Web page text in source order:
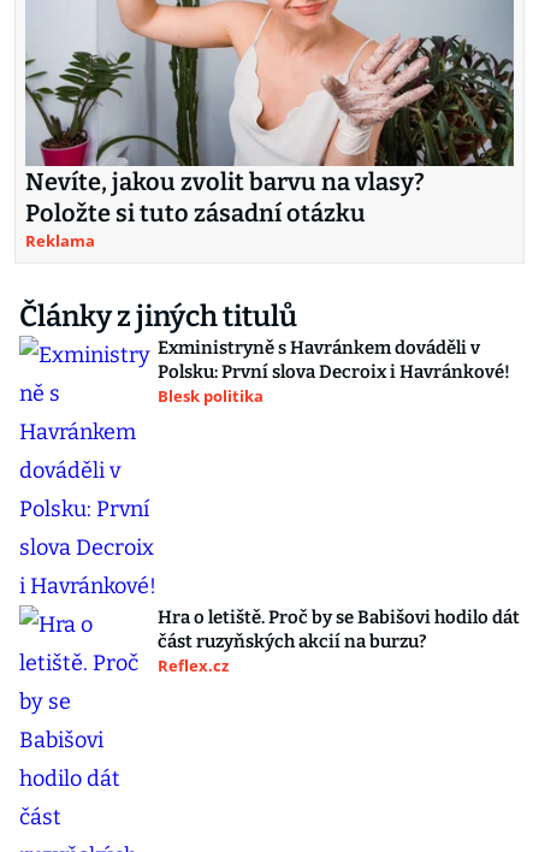
Nevíte, jakou zvolit barvu na vlasy?
Položte si tuto zásadní otázku
Reklama
Články z jiných titulů
Exministryně s Havránkem dováděli v
Polsku: První slova Decroix i Havránkové!
Blesk politika
Hra o letiště. Proč by se Babišovi hodilo dát
část ruzyňských akcií na burzu?
Reflex.cz